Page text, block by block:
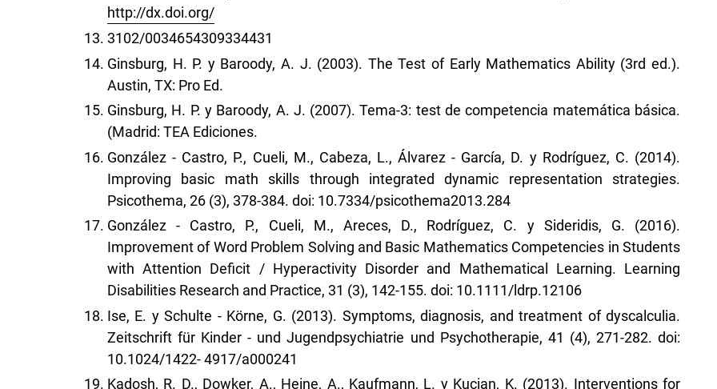
http://dx.doi.org/
3102/0034654309334431
Ginsburg, H. P. y Baroody, A. J. (2003). The Test of Early Mathematics Ability (3rd ed.).
Austin, TX: Pro Ed.
Ginsburg, H. P. y Baroody, A. J. (2007). Tema-3: test de competencia matemática básica.
(Madrid: TEA Ediciones.
González - Castro, P., Cueli, M., Cabeza, L., Álvarez - García, D. y Rodríguez, C. (2014).
Improving basic math skills through integrated dynamic representation strategies.
Psicothema, 26 (3), 378-384. doi: 10.7334/psicothema2013.284
González - Castro, P., Cueli, M., Areces, D., Rodríguez, C. y Sideridis, G. (2016).
Improvement of Word Problem Solving and Basic Mathematics Competencies in Students
with Attention Deficit / Hyperactivity Disorder and Mathematical Learning. Learning
Disabilities Research and Practice, 31 (3), 142-155. doi: 10.1111/ldrp.12106
Ise, E. y Schulte - Körne, G. (2013). Symptoms, diagnosis, and treatment of dyscalculia.
Zeitschrift für Kinder - und Jugendpsychiatrie und Psychotherapie, 41 (4), 271-282. doi:
10.1024/1422- 4917/a000241
Kadosh, R. D., Dowker, A., Heine, A., Kaufmann, L. y Kucian, K. (2013). Interventions for